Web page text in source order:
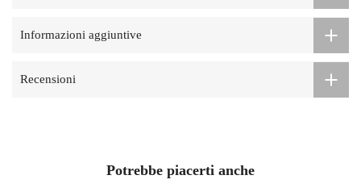
Informazioni aggiuntive
Recensioni
Potrebbe piacerti anche